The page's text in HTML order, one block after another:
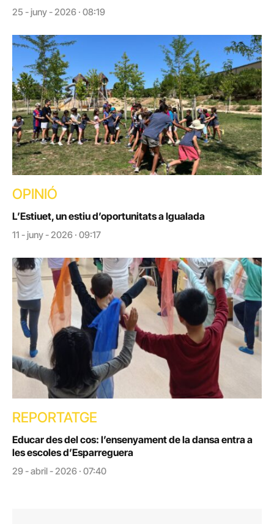
25 - juny - 2026 · 08:19
OPINIÓ
L’Estiuet, un estiu d’oportunitats a Igualada
11 - juny - 2026 · 09:17
REPORTATGE
Educar des del cos: l’ensenyament de la dansa entra a
les escoles d’Esparreguera
29 - abril - 2026 · 07:40